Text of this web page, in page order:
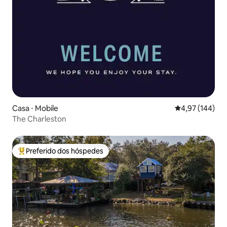
Casa ⋅ Mobile 4,97 de uma
4,97 (144)
The Charleston
Entre os melhores preferidos dos hóspedes
Preferido dos hóspedes